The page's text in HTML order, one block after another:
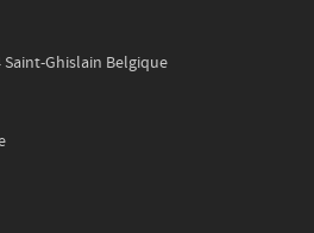
Saint-Ghislain Belgique